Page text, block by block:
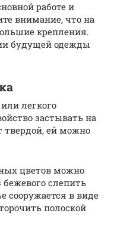
работе и
внимание, что на
крепления.
будущей одежды
легкого
застывать на
твердой, ей можно
цветов можно
слепить
сооружается в виде
полоской